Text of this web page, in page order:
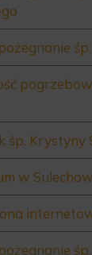
śp. Krystyny
w
śp.